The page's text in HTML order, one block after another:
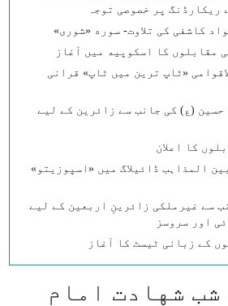
ریکارڈنگ پر خصوصی توجہ
کاشفی کی تلاوت- سوره‌‌ «شوری»
مقابلوں کا اسکوپیه میں آغاز
«ٹاپ ترین میں ٹاپ» قرانی
حسین (ع) کی جانب سے زائرین کے لیے
کا اعلان
المذاہب ڈائیلاگ میں «اسپوزیتو»
سے غیرملکی زائرینِ اربعین کے لیے
اور سروسز
کے زبانی ٹیسٹ کا آغاز
شب شهادت امام